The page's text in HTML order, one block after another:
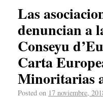
Las
denuncian a
Conseyu
Carta
Minoritarias
Posted on 17 noviembre,